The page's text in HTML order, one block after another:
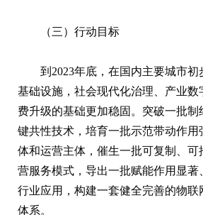
（三）行动目标
到2023年底，在国内主要城市
基础设施，社会现代化治理、产业数
费升级的基础更加稳固。突破一批制
键共性技术，培育一批示范带动作用
体和运营主体，催生一批可复制、可
营服务模式，导出一批赋能作用显著
行业应用，构建一套健全完善的物联
体系。